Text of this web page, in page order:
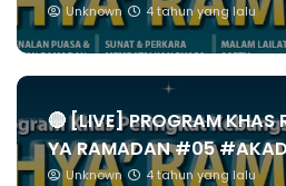
Unknown 4 tahun yang lalu
🔴 [LIVE] PROGRAM KHAS
YA RAMADAN #05
Unknown 4 tahun yang lalu